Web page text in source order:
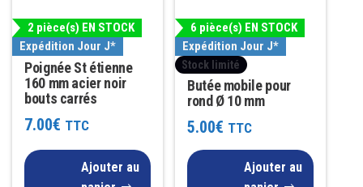
2 pièce(s) EN STOCK
Expédition Jour J*
Poignée St étienne
160 mm acier noir
bouts carrés
7.00€ TTC
Ajouter au
6 pièce(s) EN STOCK
Expédition Jour J*
Stock limité
Butée mobile pour
rond Ø 10 mm
5.00€ TTC
Ajouter au